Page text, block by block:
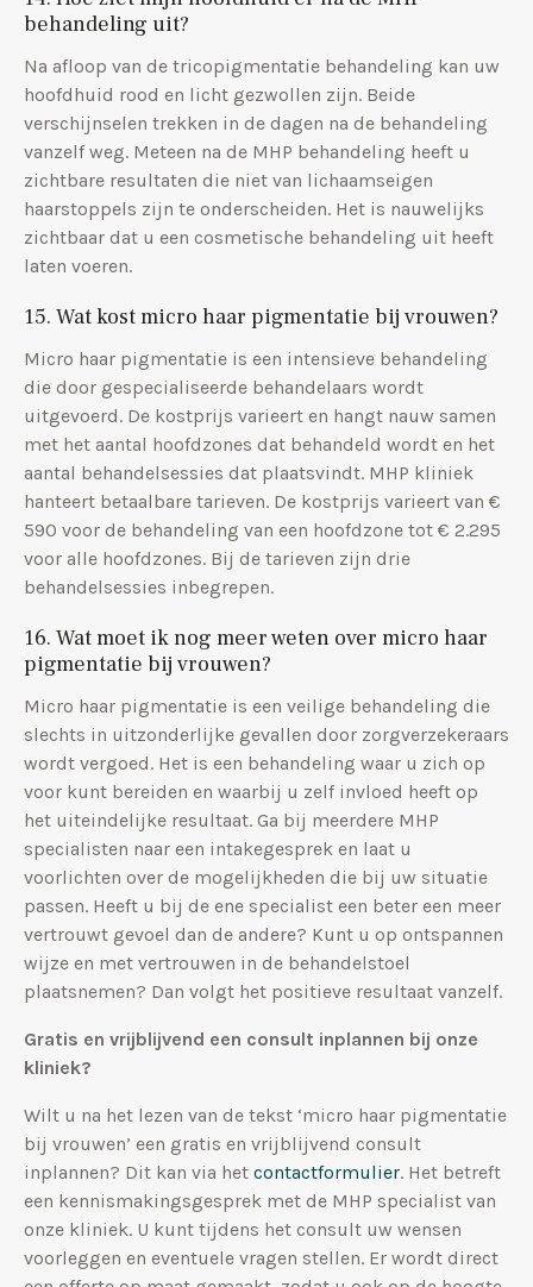
behandeling uit?
Na afloop van de tricopigmentatie behandeling kan uw
hoofdhuid rood en licht gezwollen zijn. Beide
verschijnselen trekken in de dagen na de behandeling
vanzelf weg. Meteen na de MHP behandeling heeft u
zichtbare resultaten die niet van lichaamseigen
haarstoppels zijn te onderscheiden. Het is nauwelijks
zichtbaar dat u een cosmetische behandeling uit heeft
laten voeren.
15. Wat kost micro haar pigmentatie bij vrouwen?
Micro haar pigmentatie is een intensieve behandeling
die door gespecialiseerde behandelaars wordt
uitgevoerd. De kostprijs varieert en hangt nauw samen
met het aantal hoofdzones dat behandeld wordt en het
aantal behandelsessies dat plaatsvindt. MHP kliniek
hanteert betaalbare tarieven. De kostprijs varieert van €
590 voor de behandeling van een hoofdzone tot € 2.295
voor alle hoofdzones. Bij de tarieven zijn drie
behandelsessies inbegrepen.
16. Wat moet ik nog meer weten over micro haar
pigmentatie bij vrouwen?
Micro haar pigmentatie is een veilige behandeling die
slechts in uitzonderlijke gevallen door zorgverzekeraars
wordt vergoed. Het is een behandeling waar u zich op
voor kunt bereiden en waarbij u zelf invloed heeft op
het uiteindelijke resultaat. Ga bij meerdere MHP
specialisten naar een intakegesprek en laat u
voorlichten over de mogelijkheden die bij uw situatie
passen. Heeft u bij de ene specialist een beter een meer
vertrouwt gevoel dan de andere? Kunt u op ontspannen
wijze en met vertrouwen in de behandelstoel
plaatsnemen? Dan volgt het positieve resultaat vanzelf.
Gratis en vrijblijvend een consult inplannen bij onze
kliniek?
Wilt u na het lezen van de tekst ‘micro haar pigmentatie
bij vrouwen’ een gratis en vrijblijvend consult
inplannen? Dit kan via het contactformulier. Het betreft
een kennismakingsgesprek met de MHP specialist van
onze kliniek. U kunt tijdens het consult uw wensen
voorleggen en eventuele vragen stellen. Er wordt direct